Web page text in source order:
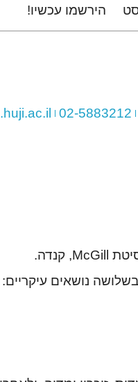
הירשמו עכשיו!
02-5883212
נושאים עיקריים: